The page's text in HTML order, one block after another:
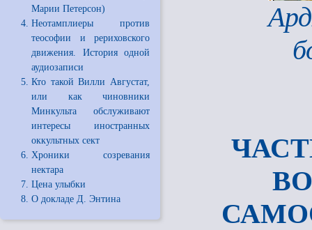
Марии Петерсон)
Неотамплиеры против
теософии и рериховского
движения. История одной
аудиозаписи
Кто такой Вилли Августат,
или как чиновники
Минкульта обслуживают
интересы иностранных
оккультных сект
Хроники созревания
нектара
Цена улыбки
О докладе Д. Энтина